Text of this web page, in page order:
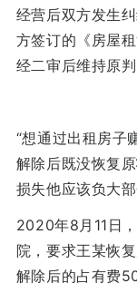
经营后双方发生
方签订的《房屋
经二审后维持原判
“想通过出租房子
解除后既没恢复
损失他应该负大部
2020年8月11日
院，要求王某恢
解除后的占有费50